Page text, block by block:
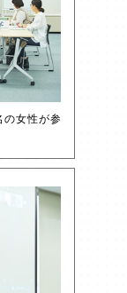
の女性が参